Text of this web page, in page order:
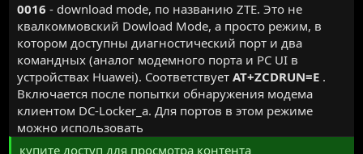
0016 - download mode, по названию ZTE. Это не
квалкоммовский Dowload Mode, а просто режим, в
котором доступны диагностический порт и два
командных (аналог модемного порта и PC UI в
устройствах Huawei). СоответствуетAT+ZCDRUN=E .
Включается после попытки обнаружения модема
клиентом DC-Locker_а. Для портов в этом режиме
можно использовать
купите доступ для просмотра контента